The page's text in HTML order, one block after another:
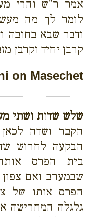
אמר ר"ש והרי
לומר לך מה
ודבר שבא בחובה
קרבן יחיד וקרבן
on Masechet
שלש שדות ושתי
הקבר ושדה
הבקעה לחרוש
בית הפרס
שבמערב ואם
הפרס אותו של
גלגלה המחרישה